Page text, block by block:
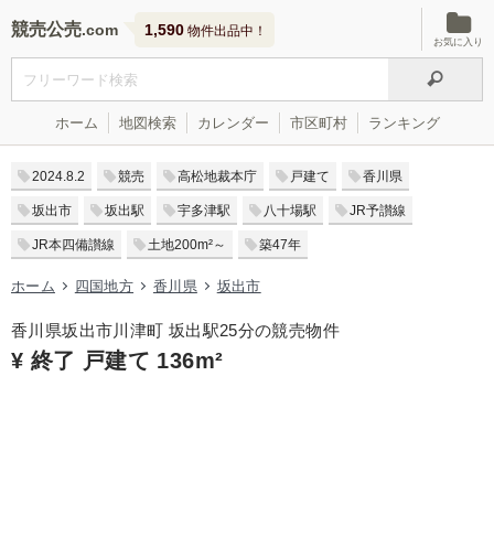
競売公売 1,590 物件出品中！
お気に入り
ホーム 地図検索 カレンダー 市区町村 ランキング
2024.8.2 競売 高松地裁本庁 戸建て 香川県
坂出市 坂出駅 宇多津駅 八十場駅 JR予讃線
JR本四備讃線 土地200m²～ 築47年
ホーム 四国地方 香川県 坂出市
香川県坂出市川津町 坂出駅25分の競売物件
¥ 終了 戸建て 136m²